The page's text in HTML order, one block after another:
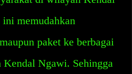
memudahkan
paket ke berbagai
Ngawi. Sehingga